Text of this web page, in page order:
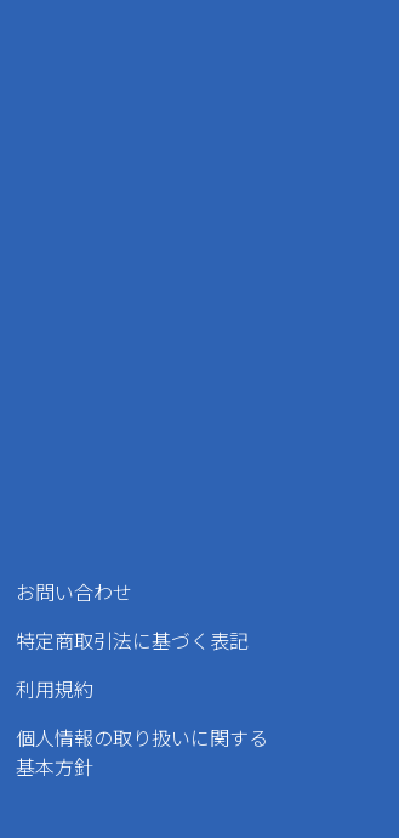
お問い合わせ
特定商取引法に基づく表記
利用規約
個人情報の取り扱いに関する
基本方針